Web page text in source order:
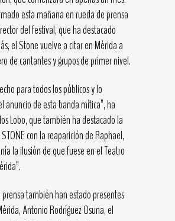
esta mañana en rueda de prensa
del festival, que ha destacado
el Stone vuelve a citar en Mérida a
de cantantes y grupos de primer nivel.
para todos los públicos y lo
anuncio de esta banda mítica”, ha
Lobo, que también ha destacado la
con la reaparición de Raphael,
la ilusión de que fuese en el Teatro
también han estado presentes
Antonio Rodríguez Osuna, el